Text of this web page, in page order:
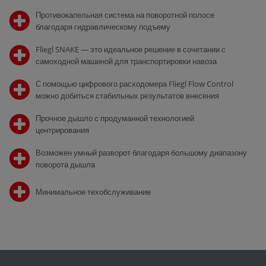
Противокапельная система на поворотной полосе
благодаря гидравлическому подъему
Fliegl SNAKE — это идеальное решение в сочетании с
самоходной машиной для транспортировки навоза
С помощью цифрового расходомера Fliegl Flow Control
можно добиться стабильных результатов внесения
Прочное дышло с продуманной технологией
центрирования
Возможен умный разворот благодаря большому диапазону
поворота дышла
Минимальное техобслуживание